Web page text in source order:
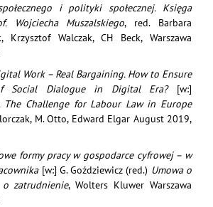
i polityki społecznej. Księga
Wojciecha Muszalskiego, red. Barbara
Krzysztof Walczak, CH Beck, Warszawa
Work – Real Bargaining. How to Ensure
Social Dialogue in Digital Era?[w:]
The Challenge for Labour Law in Europe
M. Otto, Edward Elgar August 2019,
formy pracy w gospodarce cyfrowej – w
[w:] G. Goździewicz (red.) Umowa o
zatrudnienie, Wolters Kluwer Warszawa